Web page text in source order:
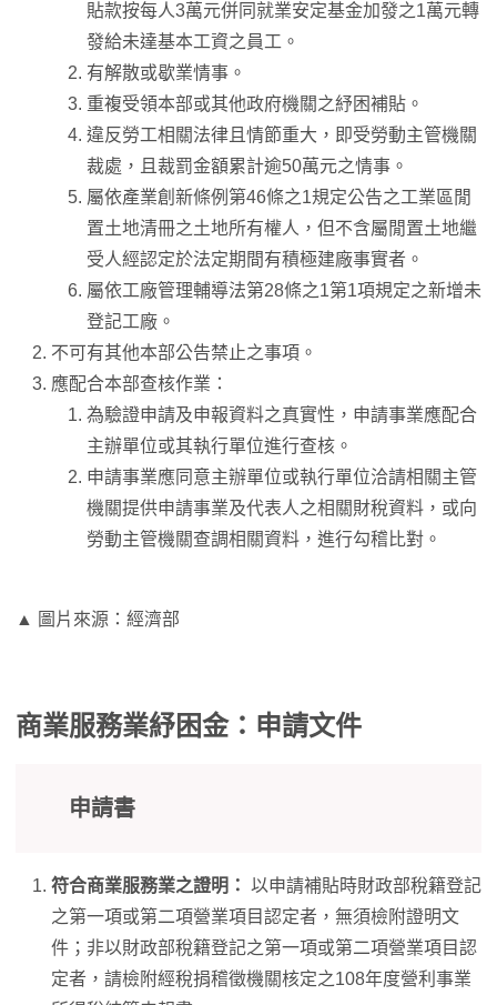
貼款按每人3萬元併同就業安定基金加發之1萬元轉
發給未達基本工資之員工。
有解散或歇業情事。
重複受領本部或其他政府機關之紓困補貼。
違反勞工相關法律且情節重大，即受勞動主管機關
裁處，且裁罰金額累計逾50萬元之情事。
屬依產業創新條例第46條之1規定公告之工業區閒
置土地清冊之土地所有權人，但不含屬閒置土地繼
受人經認定於法定期間有積極建廠事實者。
屬依工廠管理輔導法第28條之1第1項規定之新增未
登記工廠。
不可有其他本部公告禁止之事項。
應配合本部查核作業：
為驗證申請及申報資料之真實性，申請事業應配合
主辦單位或其執行單位進行查核。
申請事業應同意主辦單位或執行單位洽請相關主管
機關提供申請事業及代表人之相關財稅資料，或向
勞動主管機關查調相關資料，進行勾稽比對。
▲ 圖片來源：經濟部
商業服務業紓困金：申請文件
申請書
符合商業服務業之證明： 以申請補貼時財政部稅籍登記
之第一項或第二項營業項目認定者，無須檢附證明文
件；非以財政部稅籍登記之第一項或第二項營業項目認
定者，請檢附經稅捐稽徵機關核定之108年度營利事業